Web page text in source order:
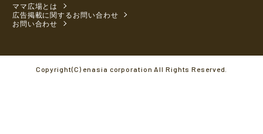
ママ広場とは
広告掲載に関するお問い合わせ
お問い合わせ
Copyright(C) enasia corporation All Rights Reserved.